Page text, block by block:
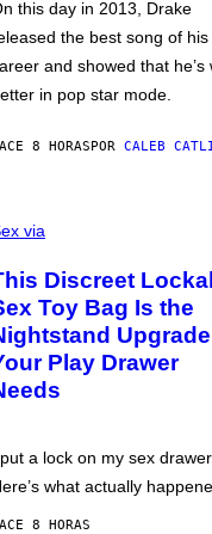
this day in 2013, Drake
the best song of his
and showed that he’s
in pop star mode.
8 HORASPOR CALEB
via
Discreet
Toy Bag Is the
Upgrade
Play Drawer
a lock on my sex drawer.
what actually
8 HORAS